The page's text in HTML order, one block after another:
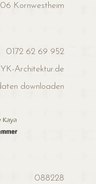
Kornwestheim
0172 62 69 952
Architektur.de
downloaden
088228